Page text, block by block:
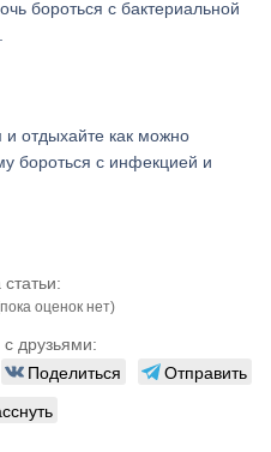
бороться с бактериальной
отдыхайте как можно
бороться с инфекцией и
оценок нет)
друзьями:
Поделиться
Отправить